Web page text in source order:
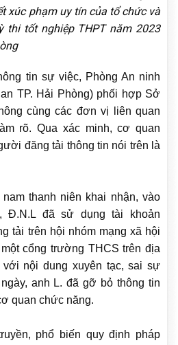
xúc phạm uy tín của tổ chức và
thi tốt nghiệp THPT năm 2023
tin sự việc, Phòng An ninh
TP. Hải Phòng) phối hợp Sở
cùng các đơn vị liên quan
rõ. Qua xác minh, cơ quan
đăng tải thông tin nói trên là
thanh niên khai nhận, vào
Đ.N.L đã sử dụng tài khoản
tải trên hội nhóm mạng xã hội
cổng trường THCS trên địa
với nội dung xuyên tạc, sai sự
anh L. đã gỡ bỏ thông tin
quan chức năng.
phổ biến quy định pháp